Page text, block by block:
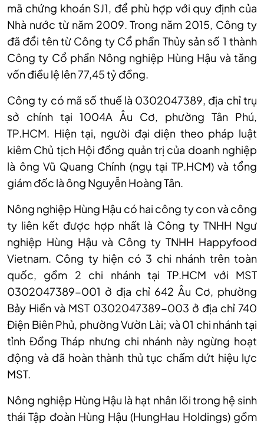
mã chứng khoán SJ1, để phù hợp với quy định của
Nhà nước từ năm 2009. Trong năm 2015, Công ty
đã đổi tên từ Công ty Cổ phần Thủy sản số 1 thành
Công ty Cổ phần Nông nghiệp Hùng Hậu và tăng
vốn điều lệ lên 77,45 tỷ đồng.
Công ty có mã số thuế là 0302047389, địa chỉ trụ
sở chính tại 1004A Âu Cơ, phường Tân Phú,
TP.HCM. Hiện tại, người đại diện theo pháp luật
kiêm Chủ tịch Hội đồng quản trị của doanh nghiệp
là ông Vũ Quang Chính (ngụ tại TP.HCM) và tổng
giám đốc là ông Nguyễn Hoàng Tân.
Nông nghiệp Hùng Hậu có hai công ty con và công
ty liên kết được hợp nhất là Công ty TNHH Ngư
nghiệp Hùng Hậu và Công ty TNHH Happyfood
Vietnam. Công ty hiện có 3 chi nhánh trên toàn
quốc, gồm 2 chi nhánh tại TP.HCM với MST
0302047389-001 ở địa chỉ 642 Âu Cơ, phường
Bảy Hiền và MST 0302047389-003 ở địa chỉ 740
Điện Biên Phủ, phường Vườn Lài; và 01 chi nhánh tại
tỉnh Đồng Tháp nhưng chi nhánh này ngừng hoạt
động và đã hoàn thành thủ tục chấm dứt hiệu lực
MST.
Nông nghiệp Hùng Hậu là hạt nhân lõi trong hệ sinh
thái Tập đoàn Hùng Hậu (HungHau Holdings) gồm